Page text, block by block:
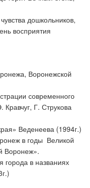
дошкольников,
восприятия
Воронежской
современного
Кравчуг, Г. Струкова
Веденеева (1994г.)
в годы Великой
Воронеж».
города в названиях